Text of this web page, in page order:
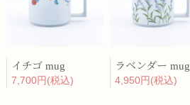
イチゴ mug
7,700円(税込)
ラベンダー mug
4,950円(税込)